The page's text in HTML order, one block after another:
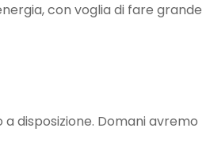
con voglia di fare grande
disposizione. Domani avremo